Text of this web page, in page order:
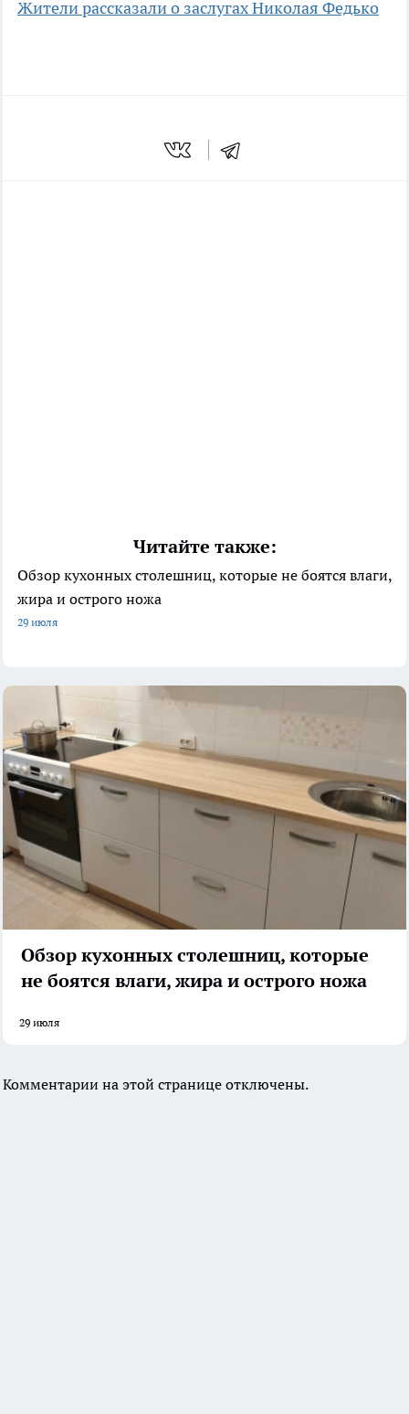
Жители рассказали о заслугах Николая Федько
Читайте также:
Обзор кухонных столешниц, которые не боятся влаги,
жира и острого ножа
29 июля
Обзор кухонных столешниц, которые
не боятся влаги, жира и острого ножа
29 июля
Комментарии на этой странице отключены.